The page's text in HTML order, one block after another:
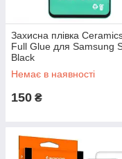
Захисна плівка
Full Glue для Samsung
Black
Немає в наявності
150 ₴